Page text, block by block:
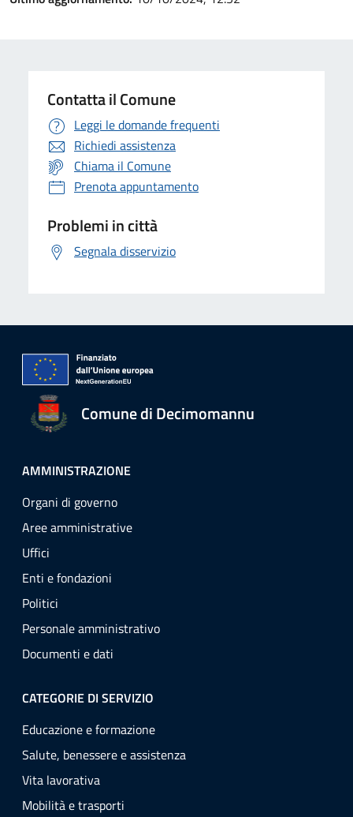
Contatta il Comune
Leggi le domande frequenti
Richiedi assistenza
Chiama il Comune
Prenota appuntamento
Problemi in città
Segnala disservizio
Comune di Decimomannu
AMMINISTRAZIONE
Organi di governo
Aree amministrative
Uffici
Enti e fondazioni
Politici
Personale amministrativo
Documenti e dati
CATEGORIE DI SERVIZIO
Educazione e formazione
Salute, benessere e assistenza
Vita lavorativa
Mobilità e trasporti